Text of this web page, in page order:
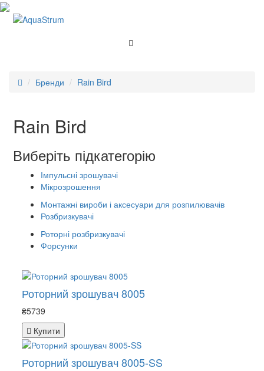
Бренди Rain Bird
Rain Bird
Виберіть підкатегорію
Імпульсні зрошувачі
Мікрозрошення
Монтажні вироби і аксесуари для розпилювачів
Розбризкувачі
Роторні розбризкувачі
Форсунки
Роторний зрошувач 8005
₴5739
Купити
Роторний зрошувач 8005-SS